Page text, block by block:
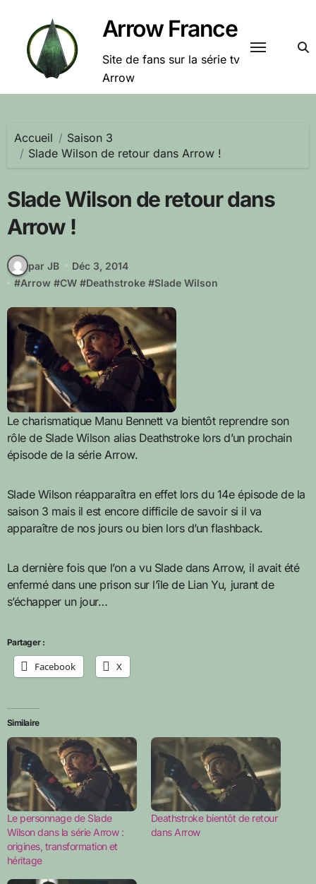
contenu
Arrow France
Site de fans sur la série tv
Arrow
Accueil
Saison 3
Slade Wilson de retour dans Arrow !
Slade Wilson de retour dans
Arrow !
par JB
Déc 3, 2014
#Arrow #CW #Deathstroke #Slade Wilson
Le charismatique Manu Bennett va bientôt reprendre son
rôle de Slade Wilson alias Deathstroke lors d’un prochain
épisode de la série Arrow.
Slade Wilson réapparaîtra en effet lors du 14e épisode de la
saison 3 mais il est encore difficile de savoir si il va
apparaître de nos jours ou bien lors d’un flashback.
La dernière fois que l’on a vu Slade dans Arrow, il avait été
enfermé dans une prison sur l’île de Lian Yu, jurant de
s’échapper un jour…
Partager :
Facebook X
Similaire
Le personnage de Slade
Wilson dans la série Arrow :
origines, transformation et
héritage
Deathstroke bientôt de retour
dans Arrow